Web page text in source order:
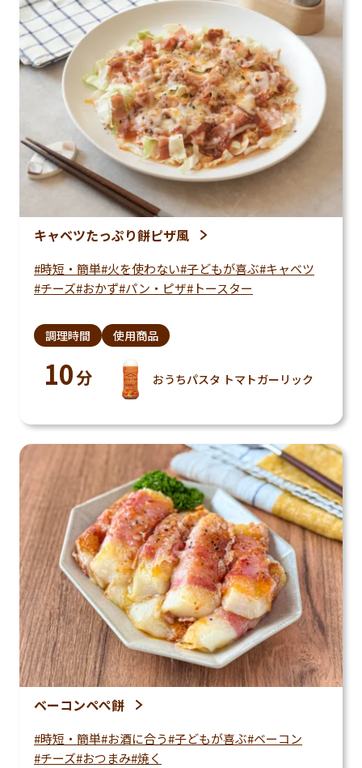
キャベツたっぷり餅ピザ風
時短・簡単 火を使わない 子どもが喜ぶ キャベツ
チーズ おかず パン・ピザ トースター
調理時間
10分
使用商品
おうちパスタ トマトガーリック
ベーコンペぺ餅
時短・簡単 お酒に合う 子どもが喜ぶ ベーコン
チーズ おつまみ 焼く